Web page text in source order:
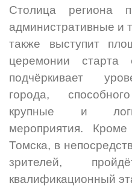
Столица региона
административные и
также выступит
церемонии
подчёркивает
города,
крупные и
мероприятия.
Томска, в
зрителей,
квалификационный